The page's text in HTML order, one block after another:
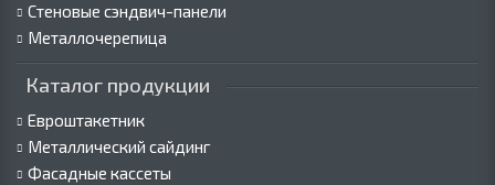
Стеновые сэндвич-панели
Металлочерепица
Каталог продукции
Евроштакетник
Металлический сайдинг
Фасадные кассеты